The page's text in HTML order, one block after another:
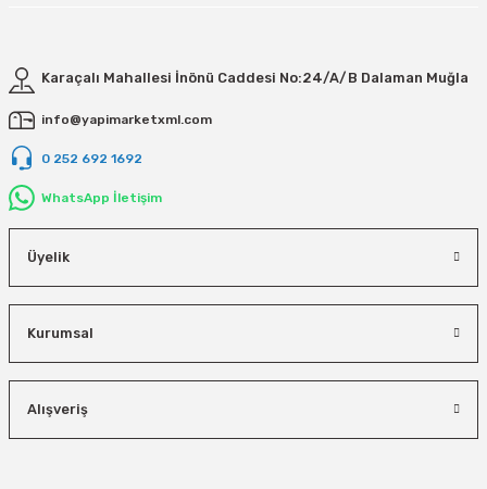
Karaçalı Mahallesi İnönü Caddesi No:24/A/B Dalaman Muğla
info@yapimarketxml.com
0 252 692 1692
WhatsApp İletişim
Üyelik
Kurumsal
Alışveriş